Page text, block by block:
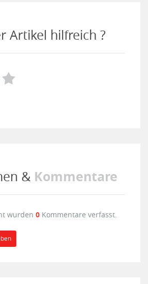
Artikel hilfreich ?
& Kommentare
wurden 0 Kommentare verfasst.